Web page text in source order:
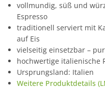
vollmundig, süß und
Espresso
traditionell serviert mit
auf Eis
vielseitig einsetzbar –
hochwertige italienische
Ursprungsland: Italien
Weitere Produktdetails